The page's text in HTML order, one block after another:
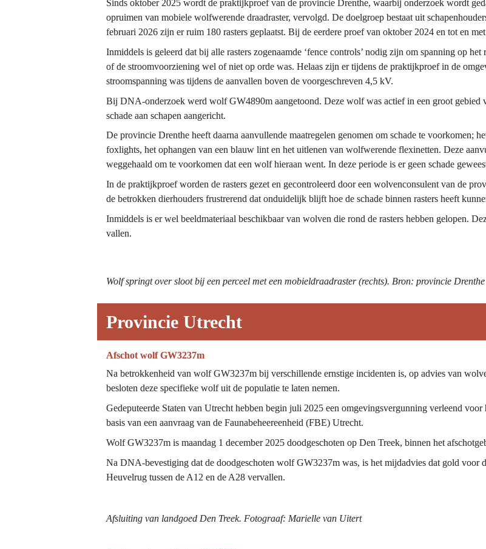
Sinds oktober 2025 wordt de praktijkproef van de provincie Drenthe, waarbij onderzoek wordt
opruimen van mobiele wolfwerende draadraster, vervolgd. De doelgroep bestaat uit
Inmiddels is geleerd dat bij alle rasters zogenaamde ‘fence controls’ nodig zijn om spanning op
of de stroomvoorziening wel of niet op orde was. Helaas zijn er tijdens de praktijkproef in de
stroomspanning was tijdens de aanvallen boven de voorgeschreven 4,5 kV.
Bij DNA-onderzoek werd wolf GW4890m aangetoond. Deze wolf was actief in een groot gebied
schade aan schapen aangericht.
De provincie Drenthe heeft daarna aanvullende maatregelen genomen om schade te voorkomen;
foxlights, het ophangen van een blauw lint en het uitlenen van wolfwerende flexinetten. Deze
weggehaald om te voorkomen dat een wolf hieraan went. In deze periode is er geen schade
In de praktijkproef worden de rasters gezet en gecontroleerd door een wolvenconsulent van de
de betrokken dierhouders frustrerend dat onduidelijk blijft hoe de schade binnen rasters heeft
Inmiddels is er wel beeldmateriaal beschikbaar van wolven die rond de rasters hebben gelopen.
vallen.​​
Wolf springt over sloot bij een perceel met een mobieldraadraster (rechts). Bron: provincie Drenthe
Provincie Utrecht
Afschot wolf GW3237m
Na betrokkenheid van wolf GW3237m bij verschillende ernstige incidenten is, op advies van
besloten deze specifieke wolf uit de populatie te laten nemen.
Gedeputeerde Staten van Utrecht hebben begin juli 2025 een omgevingsvergunning verleend
basis van een aanvraag van de Faunabeheereenheid (FBE) Utrecht.
Wolf GW3237m is maandag 1 december 2025 doodgeschoten op Den Treek, binnen het
Na DNA-bevestiging dat de doodgeschoten wolf GW3237m was, is het mijdadvies dat gold voor
Heuvelrug tussen de A12 en de A28 vervallen.
Afsluiting van landgoed Den Treek. Fotograaf: Marielle van Uitert